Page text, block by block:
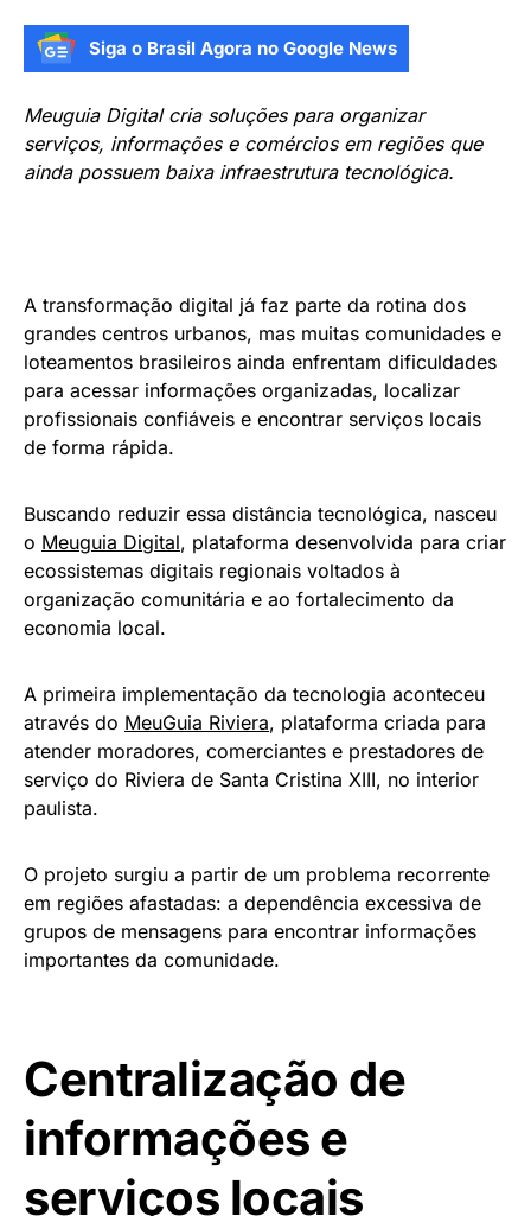
Siga o Brasil Agora no Google News
Meuguia Digital cria soluções para organizar
serviços, informações e comércios em regiões que
ainda possuem baixa infraestrutura tecnológica.
A transformação digital já faz parte da rotina dos
grandes centros urbanos, mas muitas comunidades e
loteamentos brasileiros ainda enfrentam dificuldades
para acessar informações organizadas, localizar
profissionais confiáveis e encontrar serviços locais
de forma rápida.
Buscando reduzir essa distância tecnológica, nasceu
o Meuguia Digital, plataforma desenvolvida para criar
ecossistemas digitais regionais voltados à
organização comunitária e ao fortalecimento da
economia local.
A primeira implementação da tecnologia aconteceu
através do MeuGuia Riviera, plataforma criada para
atender moradores, comerciantes e prestadores de
serviço do Riviera de Santa Cristina XIII, no interior
paulista.
O projeto surgiu a partir de um problema recorrente
em regiões afastadas: a dependência excessiva de
grupos de mensagens para encontrar informações
importantes da comunidade.
Centralização de
informações e
serviços locais